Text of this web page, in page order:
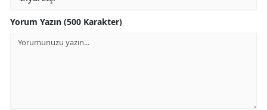
Yorum Yazın (500 Karakter)